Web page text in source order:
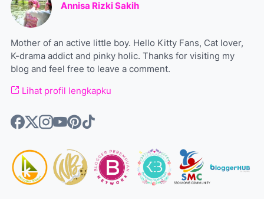
Annisa Rizki Sakih
Mother of an active little boy. Hello Kitty Fans, Cat lover,
K-drama addict and pinky holic. Thanks for visiting my
blog and feel free to leave a comment.
Lihat profil lengkapku